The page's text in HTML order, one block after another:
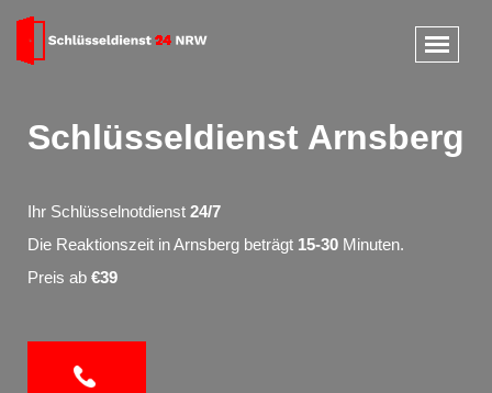
Schlüsseldienst Arnsberg
Ihr Schlüsselnotdienst 24/7
Die Reaktionszeit in Arnsberg beträgt 15-30 Minuten.
Preis ab €39